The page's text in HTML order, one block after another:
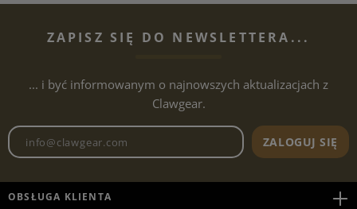
ZAPISZ SIĘ DO NEWSLETTERA...
... i być informowanym o najnowszych aktualizacjach z
Clawgear.
Adres e-mailowy biuletynu
ZALOGUJ SIĘ
OBSŁUGA KLIENTA